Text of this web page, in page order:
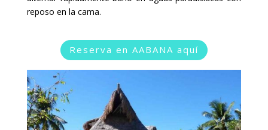
reposo en la cama.
Reserva en AABANA aquí